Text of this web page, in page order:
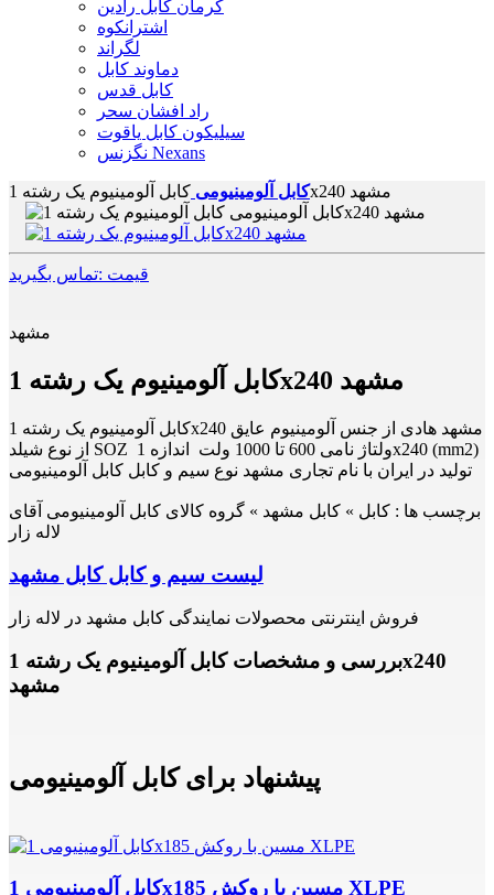
کرمان کابل رادین
اشترانکوه
لگراند
دماوند کابل
کابل قدس
راد افشان سحر
سیلیکون کابل یاقوت
نگزنس Nexans
کابل آلومینیومی کابل آلومینیوم یک رشته 1x240 مشهد
قیمت :تماس بگیرید
مشهد
کابل آلومینیوم یک رشته 1x240 مشهد
کابل آلومینیوم یک رشته 1x240 مشهد هادی از جنس آلومینیوم عایق
از نوع شیلد SOZ ولتاژ نامی 600 تا 1000 ولت اندازه 1x240 (mm2)
تولید در ایران با نام تجاری مشهد نوع سیم و کابل کابل آلومینیومی
برچسب ها : کابل » کابل مشهد » گروه کالای کابل آلومینیومی آقای
لاله زار
لیست سیم و کابل کابل مشهد
فروش اینترنتی محصولات نمایندگی کابل مشهد در لاله زار
بررسی و مشخصات کابل آلومینیوم یک رشته 1x240
مشهد
پیشنهاد برای کابل آلومینیومی
کابل آلومینیومی 1x185 مسین با روکش XLPE